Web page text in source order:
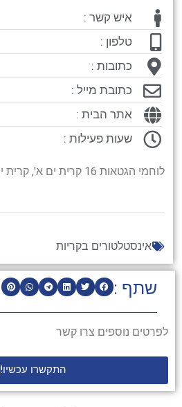
שתף :
לפרטים נוספים צרו קשר
התקשרו עכשיו!
איש קשר :
טלפון :
כתובות :
כתובת מייל :
אתר הבית :
שעות פעילות :
לוחמי הגטאות 16 קרית ים א', קרית ים 04-8777767
אינסטלטורים בקריות